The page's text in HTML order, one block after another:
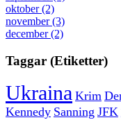
oktober(2)
november(3)
december(2)
Taggar (Etiketter)
Ukraina Krim
Kennedy Sanning JFK